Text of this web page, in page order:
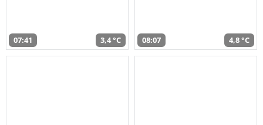
07:41 3,4 °C 08:07 4,8 °C